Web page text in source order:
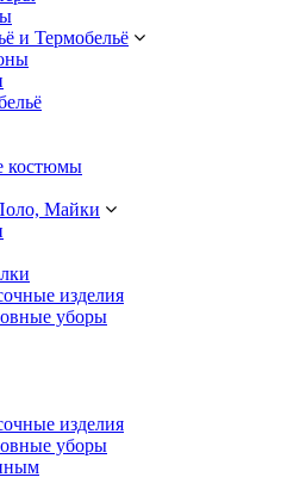
и Термобельё
костюмы
Майки
изделия
уборы
изделия
уборы